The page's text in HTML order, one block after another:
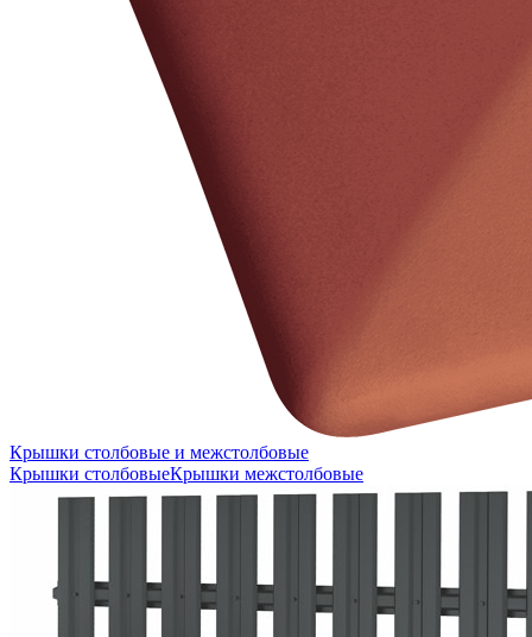
Крышки столбовые и межстолбовые
Крышки столбовыеКрышки межстолбовые